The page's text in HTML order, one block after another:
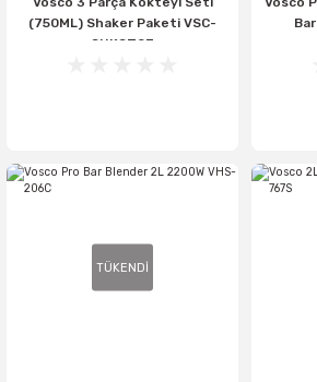
(750ML) Shaker Paketi VSC-
SHKST03
TÜKENDİ